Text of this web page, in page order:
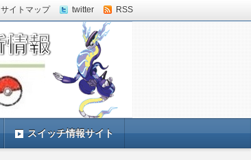
サイトマップ twitter RSS
スイッチ情報サイト